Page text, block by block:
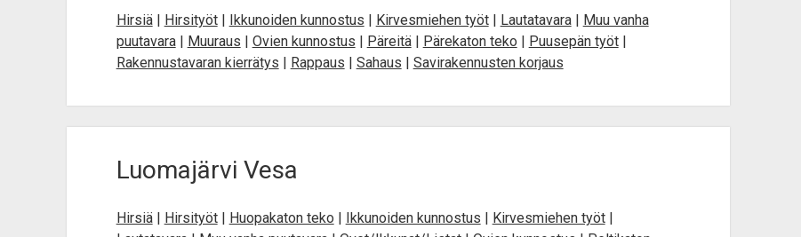
Hirsiä| Hirsityöt| Ikkunoiden kunnostus | Kirvesmiehen työt| Lautatavara| Muu vanha
puutavara| Muuraus | Ovien kunnostus | Päreitä| Pärekaton teko | Puusepän työt|
Rakennustavaran kierrätys | Rappaus | Sahaus | Savirakennusten korjaus
Luomajärvi Vesa
Hirsiä| Hirsityöt| Huopakaton teko | Ikkunoiden kunnostus | Kirvesmiehen työt|